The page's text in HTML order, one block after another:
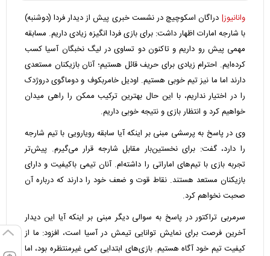
وانانیوز| دراگان اسکوچیچ در نشست خبری پیش از دیدار فردا (دوشنبه)
با شارجه امارات اظهار داشت: برای بازی فردا انگیزه زیادی داریم. مسابقه
مهمی پیش رو داریم و تاکنون دو تساوی در لیگ نخبگان آسیا کسب
کرده‌ایم. احترام زیادی برای حریف قائل هستیم؛ آنان بازیکنان مستعدی
دارند اما ما نیز تیم خوبی هستیم. اودیل خامربکوف و دوماگوی دروژدک
را در اختیار نداریم، با این حال بهترین ترکیب ممکن را راهی میدان
خواهیم کرد و انتظار بازی و نتیجه خوبی داریم.
وی در پاسخ به پرسشی مبنی بر اینکه آیا سابقه رویارویی با تیم شارجه
را دارد، گفت: برای نخستین‌بار مقابل شارجه قرار می‌گیرم. پیش‌تر
تجربه بازی با تیم‌های اماراتی را داشته‌ام. آنان تیمی باکیفیت و دارای
بازیکنان مستعد هستند. نقاط قوت و ضعف خود را دارند که درباره آن
صحبت نخواهم کرد.
سرمربی تراکتور در پاسخ به سوالی دیگر مبنی بر اینکه آیا این دیدار
آخرین فرصت برای نمایش توانایی تیمش در آسیا است، افزود: ما از
کیفیت تیم خود آگاه هستیم. بازی‌های ابتدایی کمی غیرمنتظره بود، اما